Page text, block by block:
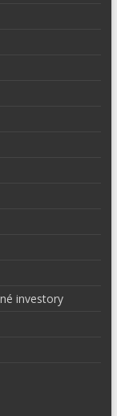
investory